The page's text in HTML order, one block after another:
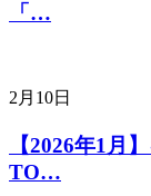
「…
2月10日
【2026年1月
TO…